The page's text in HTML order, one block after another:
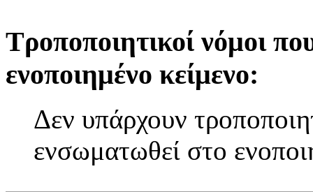
Τροποποιητικοί νόμοι
ενοποιημένο κείμενο:
Δεν υπάρχουν
ενσωματωθεί στο